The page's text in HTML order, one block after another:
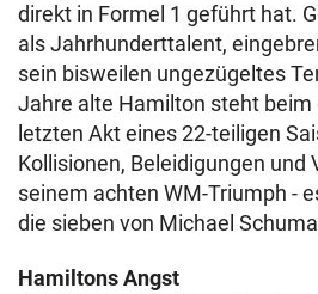
direkt in Formel 1 geführt hat.
als Jahrhunderttalent,
sein bisweilen ungezügeltes
Jahre alte Hamilton steht beim
letzten Akt eines 22-teiligen
Kollisionen, Beleidigungen und
seinem achten WM-Triumph -
die sieben von Michael
Hamiltons Angst